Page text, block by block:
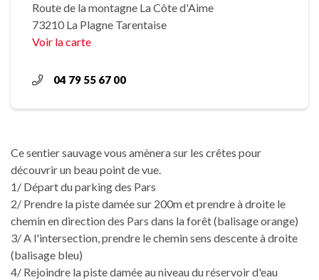
Route de la montagne La Côte d'Aime
73210 La Plagne Tarentaise
Voir la carte
04 79 55 67 00
Ce sentier sauvage vous amènera sur les crêtes pour
découvrir un beau point de vue.
1/ Départ du parking des Pars
2/ Prendre la piste damée sur 200m et prendre à droite le
chemin en direction des Pars dans la forêt (balisage orange)
3/ A l'intersection, prendre le chemin sens descente à droite
(balisage bleu)
4/ Rejoindre la piste damée au niveau du réservoir d'eau